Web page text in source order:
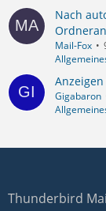
Nach
Mail-Fox
Gigabaron
Thunderbird